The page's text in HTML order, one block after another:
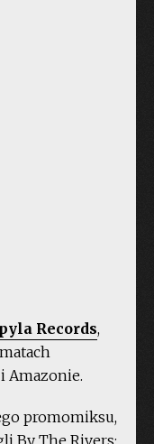
Records,
i Amazonie.
promomiksu,
By The Rivers: